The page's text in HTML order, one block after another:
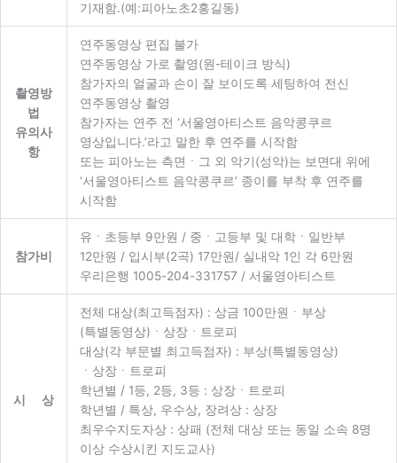
기재함.(예:피아노초2홍길동)
촬영방
법
유의사
항
연주동영상 편집 불가
연주동영상 가로 촬영(원-테이크 방식)
참가자의 얼굴과 손이 잘 보이도록 세팅하여 전신
연주동영상 촬영
참가자는 연주 전 ‘서울영아티스트 음악콩쿠르
영상입니다.’라고 말한 후 연주를 시작함
또는 피아노는 측면ㆍ그 외 악기(성악)는 보면대 위에
‘서울영아티스트 음악콩쿠르’ 종이를 부착 후 연주를
시작함
참가비
유ㆍ초등부 9만원 / 중ㆍ고등부 및 대학ㆍ일반부
12만원 / 입시부(2곡) 17만원/ 실내악 1인 각 6만원
우리은행 1005-204-331757 / 서울영아티스트
시 상
전체 대상(최고득점자) : 상금 100만원ㆍ부상
(특별동영상)ㆍ상장ㆍ트로피
대상(각 부문별 최고득점자) : 부상(특별동영상)
ㆍ상장ㆍ트로피
학년별 / 1등, 2등, 3등 : 상장ㆍ트로피
학년별 / 특상, 우수상, 장려상 : 상장
최우수지도자상 : 상패 (전체 대상 또는 동일 소속 8명
이상 수상시킨 지도교사)